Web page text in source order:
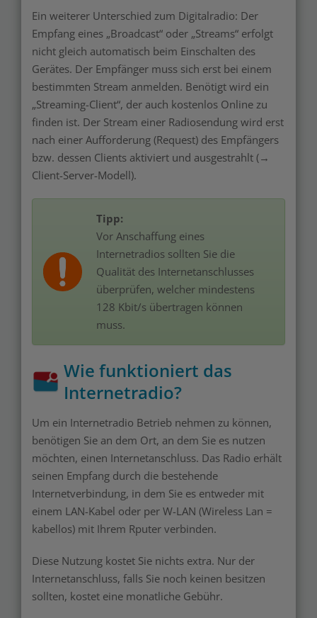
Ein weiterer Unterschied zum Digitalradio: Der
Empfang eines „Broadcast“ oder „Streams“ erfolgt
nicht gleich automatisch beim Einschalten des
Gerätes. Der Empfänger muss sich erst bei einem
bestimmten Stream anmelden. Benötigt wird ein
„Streaming-Client“, der auch kostenlos Online zu
finden ist. Der Stream einer Radiosendung wird erst
nach einer Aufforderung (Request) des Empfängers
bzw. dessen Clients aktiviert und ausgestrahlt (→
Client-Server-Modell).
Tipp:
Vor Anschaffung eines
Internetradios sollten Sie die
Qualität des Internetanschlusses
überprüfen, welcher mindestens
128 Kbit/s übertragen können
muss.
Wie funktioniert das
Internetradio?
Um ein Internetradio Betrieb nehmen zu können,
benötigen Sie an dem Ort, an dem Sie es nutzen
möchten, einen Internetanschluss. Das Radio erhält
seinen Empfang durch die bestehende
Internetverbindung, in dem Sie es entweder mit
einem LAN-Kabel oder per W-LAN (Wireless Lan =
kabellos) mit Ihrem Rputer verbinden.
Diese Nutzung kostet Sie nichts extra. Nur der
Internetanschluss, falls Sie noch keinen besitzen
sollten, kostet eine monatliche Gebühr.